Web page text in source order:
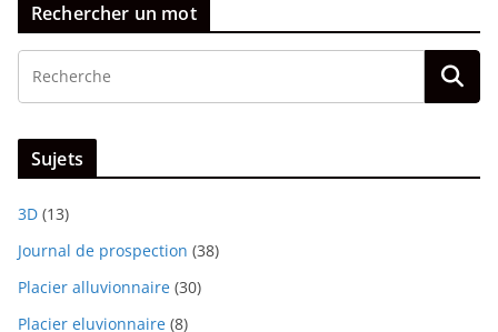
Rechercher un mot
Sujets
3D (13)
Journal de prospection (38)
Placier alluvionnaire (30)
Placier eluvionnaire (8)